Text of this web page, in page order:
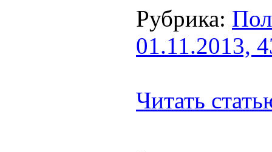
Рубрика:
01.11.2013,
Читать